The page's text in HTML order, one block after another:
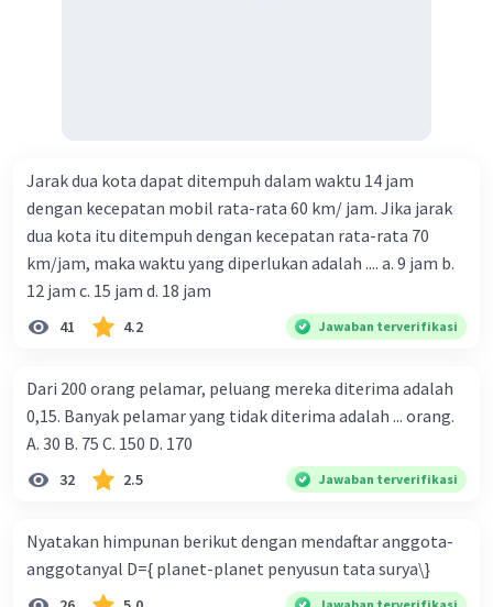
Jarak dua kota dapat ditempuh dalam waktu 14 jam
dengan kecepatan mobil rata-rata 60 km/ jam. Jika jarak
dua kota itu ditempuh dengan kecepatan rata-rata 70
km/jam, maka waktu yang diperlukan adalah .... a. 9 jam b.
12 jam c. 15 jam d. 18 jam
41 4.2 Jawaban terverifikasi
Dari 200 orang pelamar, peluang mereka diterima adalah
0,15. Banyak pelamar yang tidak diterima adalah ... orang.
A. 30 B. 75 C. 150 D. 170
32 2.5 Jawaban terverifikasi
Nyatakan himpunan berikut dengan mendaftar anggota-
anggotanyal D={ planet-planet penyusun tata surya\}